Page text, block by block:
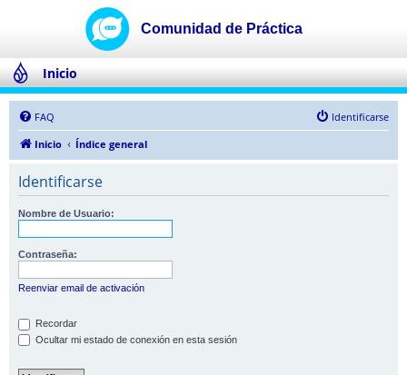
Inicio
FAQ
Identificarse
Inicio
Índice general
Identificarse
Nombre de Usuario:
Contraseña:
Reenviar email de activación
Recordar
Ocultar mi estado de conexión en esta sesión